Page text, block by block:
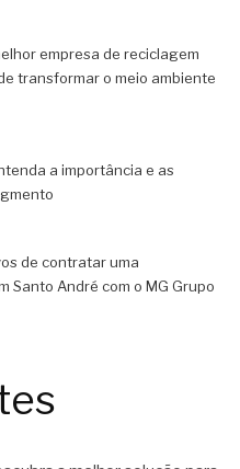
empresa de reciclagem
transformar o meio ambiente
a importância e as
de contratar uma
Santo André com o MG Grupo